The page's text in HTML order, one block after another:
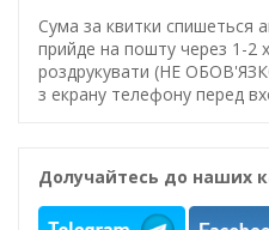
Сума за квитки спишеться
прийде на пошту через 1-2
роздрукувати (НЕ
з екрану телефону перед
Долучайтесь до наших